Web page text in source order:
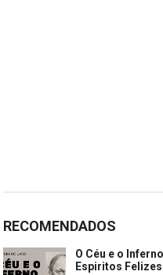
RECOMENDADOS
O Céu e o
Espiritos